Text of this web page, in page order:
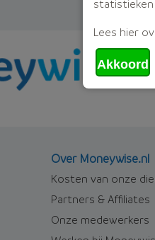
Over Moneywise.nl
Kosten van onze
Partners & Affiliates
Onze medewerkers
Lees hier
Akkoord